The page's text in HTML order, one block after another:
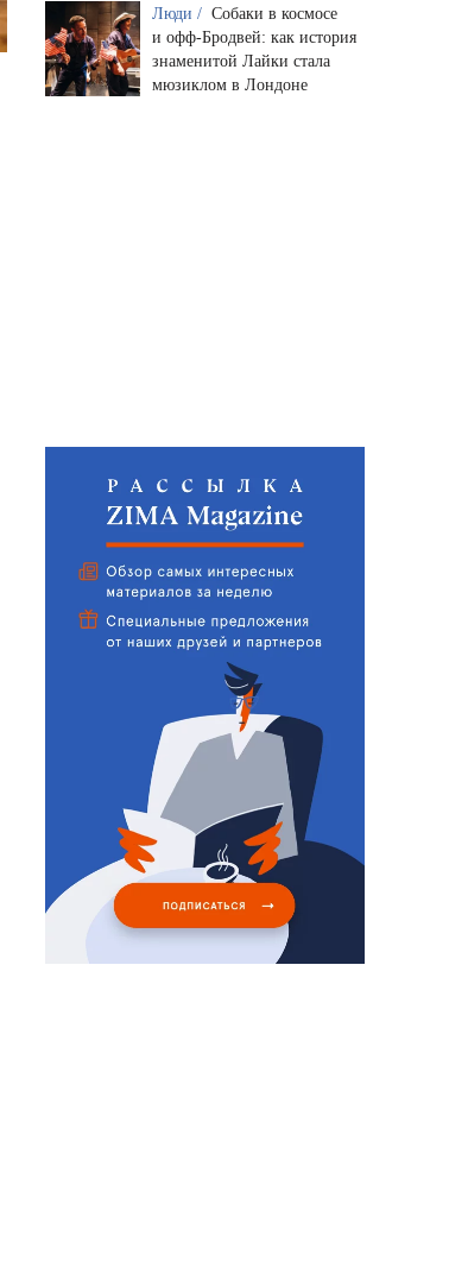
Люди / Собаки в космосе
и офф-Бродвей: как история
знаменитой Лайки стала
мюзиклом в Лондоне